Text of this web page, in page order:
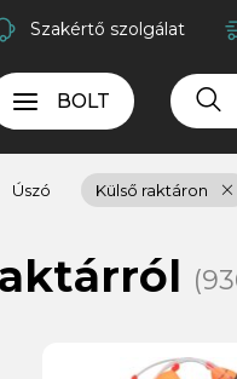
Szakértő szolgálat
BOLT
Úszó Külső raktáron